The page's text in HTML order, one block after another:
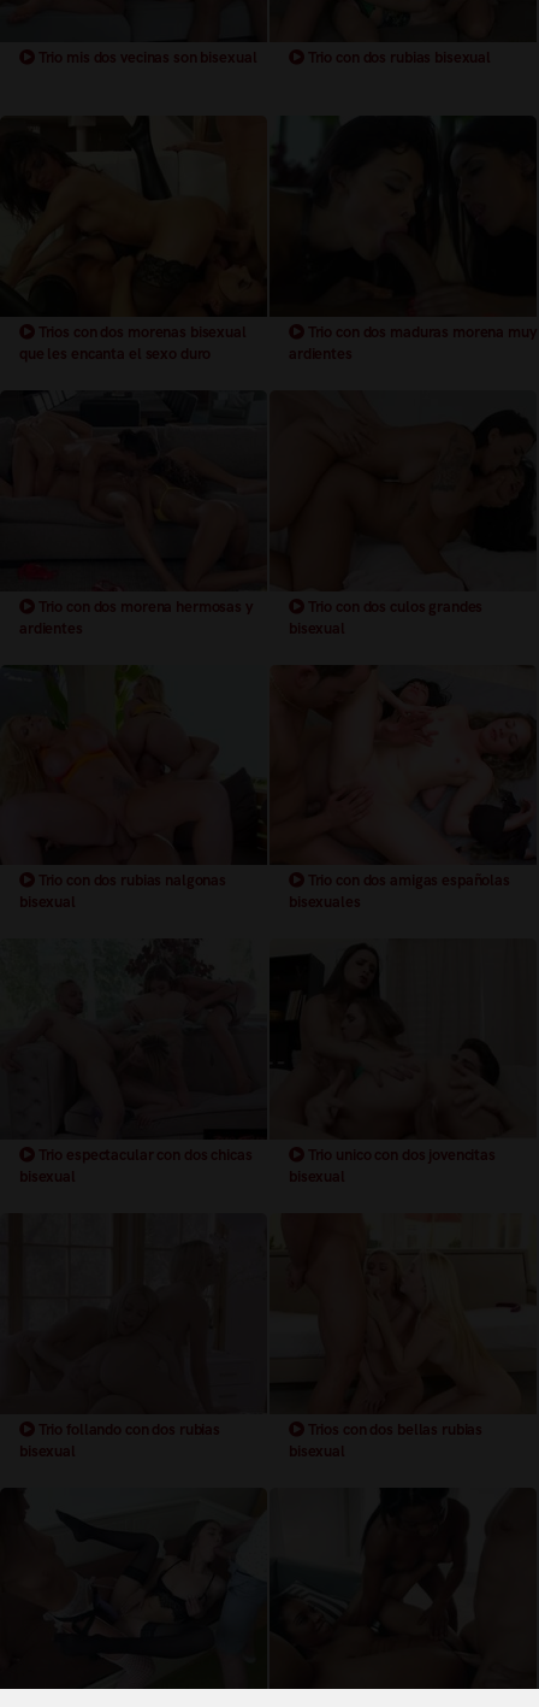
Trio mis dos vecinas son bisexual Trio con dos rubias bisexual
Trios con dos morenas bisexual
que les encanta el sexo duro
Trio con dos maduras morena muy
ardientes
Trio con dos morena hermosas y
ardientes
Trio con dos culos grandes
bisexual
Trio con dos rubias nalgonas
bisexual
Trio con dos amigas españolas
bisexuales
Trio espectacular con dos chicas
bisexual
Trio unico con dos jovencitas
bisexual
Trio follando con dos rubias
bisexual
Trios con dos bellas rubias
bisexual